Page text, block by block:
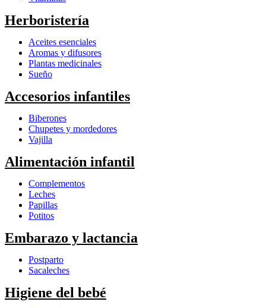
Herboristería
Aceites esenciales
Aromas y difusores
Plantas medicinales
Sueño
Accesorios infantiles
Biberones
Chupetes y mordedores
Vajilla
Alimentación infantil
Complementos
Leches
Papillas
Potitos
Embarazo y lactancia
Postparto
Sacaleches
Higiene del bebé